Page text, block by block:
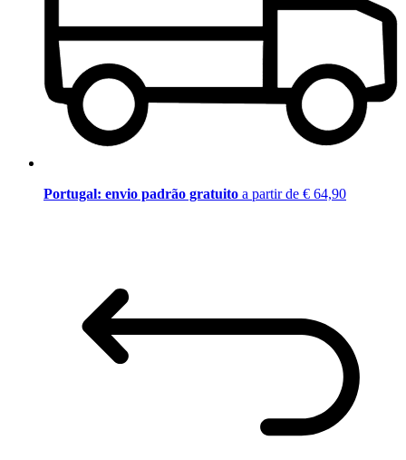
Portugal: envio padrão gratuito a partir de € 64,90